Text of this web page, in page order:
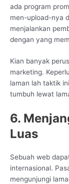
ada program
men-upload-nya
menjalankan
dengan yang
Kian banyak
marketing.
laman lah taktik
tumbuh lewat
6.
Luas
Sebuah web
internasional.
mengunjungi